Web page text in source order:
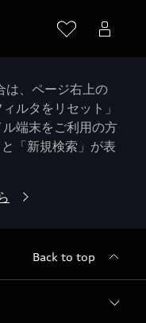
は、ページ右上の
ルタをリセット」
端末をご利用の方
「新規検索」が表
Back to top